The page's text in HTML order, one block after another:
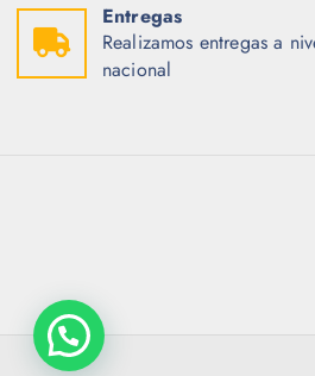
Entregas
Realizamos entregas a
nacional